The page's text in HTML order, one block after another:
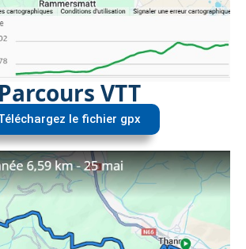
Parcours VTT
le fichier gpx